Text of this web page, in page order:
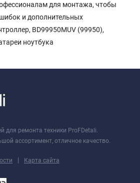
для монтажа, чтобы
и дополнительных
BD99950MUV (99950),
ноутбука
для ремонта техники ProFDetali.
ассортимент, отличное качество.
| Карта сайта